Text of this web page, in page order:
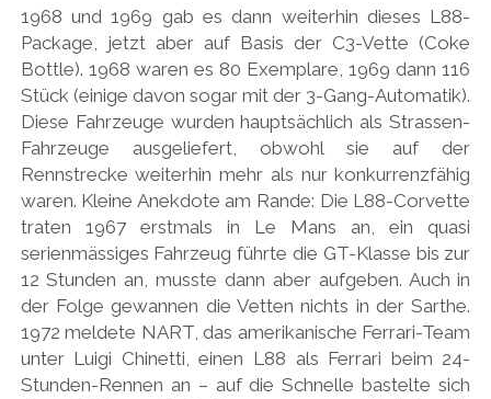
1968 und 1969 gab es dann weiterhin dieses L88-
Package, jetzt aber auf Basis der C3-Vette (Coke
Bottle). 1968 waren es 80 Exemplare, 1969 dann 116
Stück (einige davon sogar mit der 3-Gang-Automatik).
Diese Fahrzeuge wurden hauptsächlich als Strassen-
Fahrzeuge ausgeliefert, obwohl sie auf der
Rennstrecke weiterhin mehr als nur konkurrenzfähig
waren. Kleine Anekdote am Rande: Die L88-Corvette
traten 1967 erstmals in Le Mans an, ein quasi
serienmässiges Fahrzeug führte die GT-Klasse bis zur
12 Stunden an, musste dann aber aufgeben. Auch in
der Folge gewannen die Vetten nichts in der Sarthe.
1972 meldete NART, das amerikanische Ferrari-Team
unter Luigi Chinetti, einen L88 als Ferrari beim 24-
Stunden-Rennen an – auf die Schnelle bastelte sich